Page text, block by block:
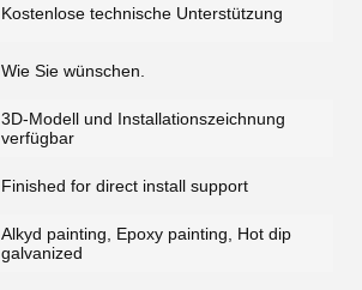
Kostenlose technische Unterstützung
Wie Sie wünschen.
3D-Modell und Installationszeichnung
verfügbar
Finished for direct install support
Alkyd painting, Epoxy painting, Hot dip
galvanized